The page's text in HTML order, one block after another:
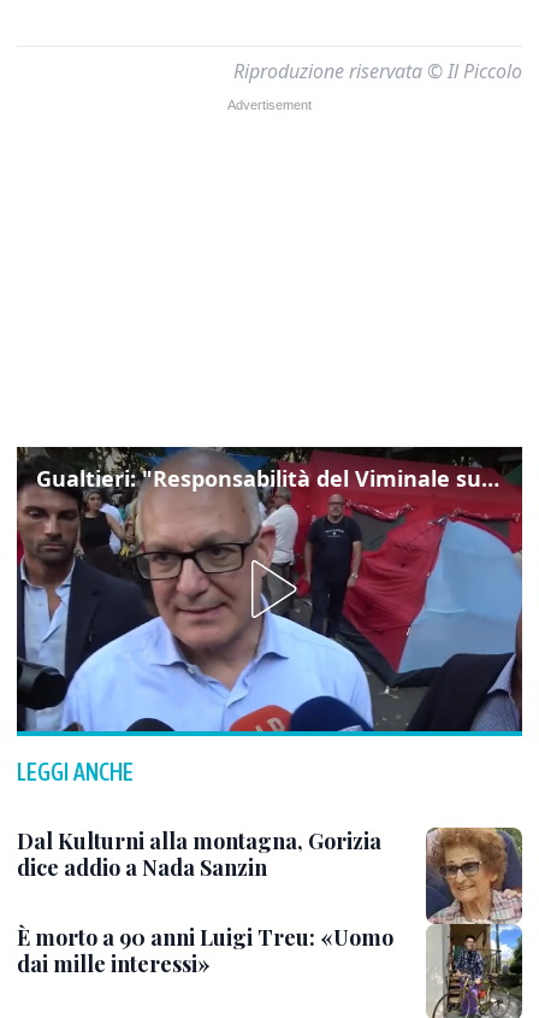
Riproduzione riservata © Il Piccolo
Gualtieri: "Responsabilità del Viminale su Spin Time? La posizione dei partiti è nota"
LEGGI ANCHE
Dal Kulturni alla montagna, Gorizia
dice addio a Nada Sanzin
È morto a 90 anni Luigi Treu: «Uomo
dai mille interessi»